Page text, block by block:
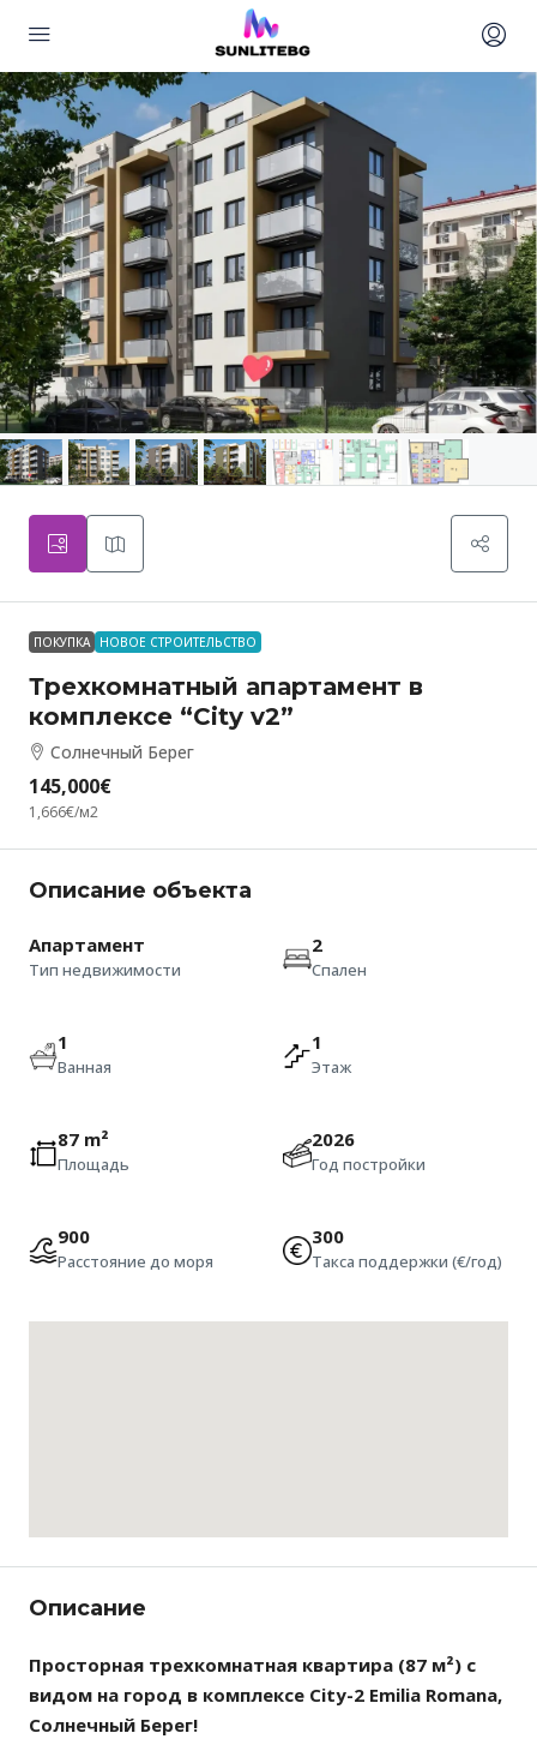
ПОКУПКА НОВОЕ СТРОИТЕЛЬСТВО
Трехкомнатный апартамент в
комплексе “City v2”
Солнечный Берег
145,000€
1,666€/м2
Описание объекта
Апартамент
Тип недвижимости
2
Спален
1
Ванная
1
Этаж
87 m²
Площадь
2026
Год постройки
900
Расстояние до моря
300
Такса поддержки (€/год)
Описание
Просторная трехкомнатная квартира (87 м²) с
видом на город в комплексе City-2 Emilia Romana,
Солнечный Берег!